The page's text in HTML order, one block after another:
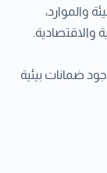
والموارد،
والاقتصادية.
ضمانات بيئية